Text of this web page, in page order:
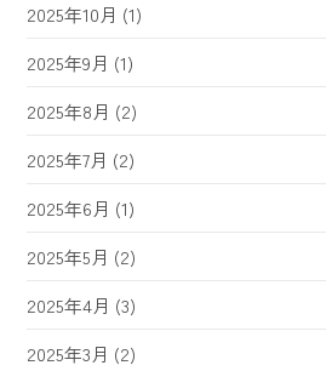
2025年10月 (1)
2025年9月 (1)
2025年8月 (2)
2025年7月 (2)
2025年6月 (1)
2025年5月 (2)
2025年4月 (3)
2025年3月 (2)